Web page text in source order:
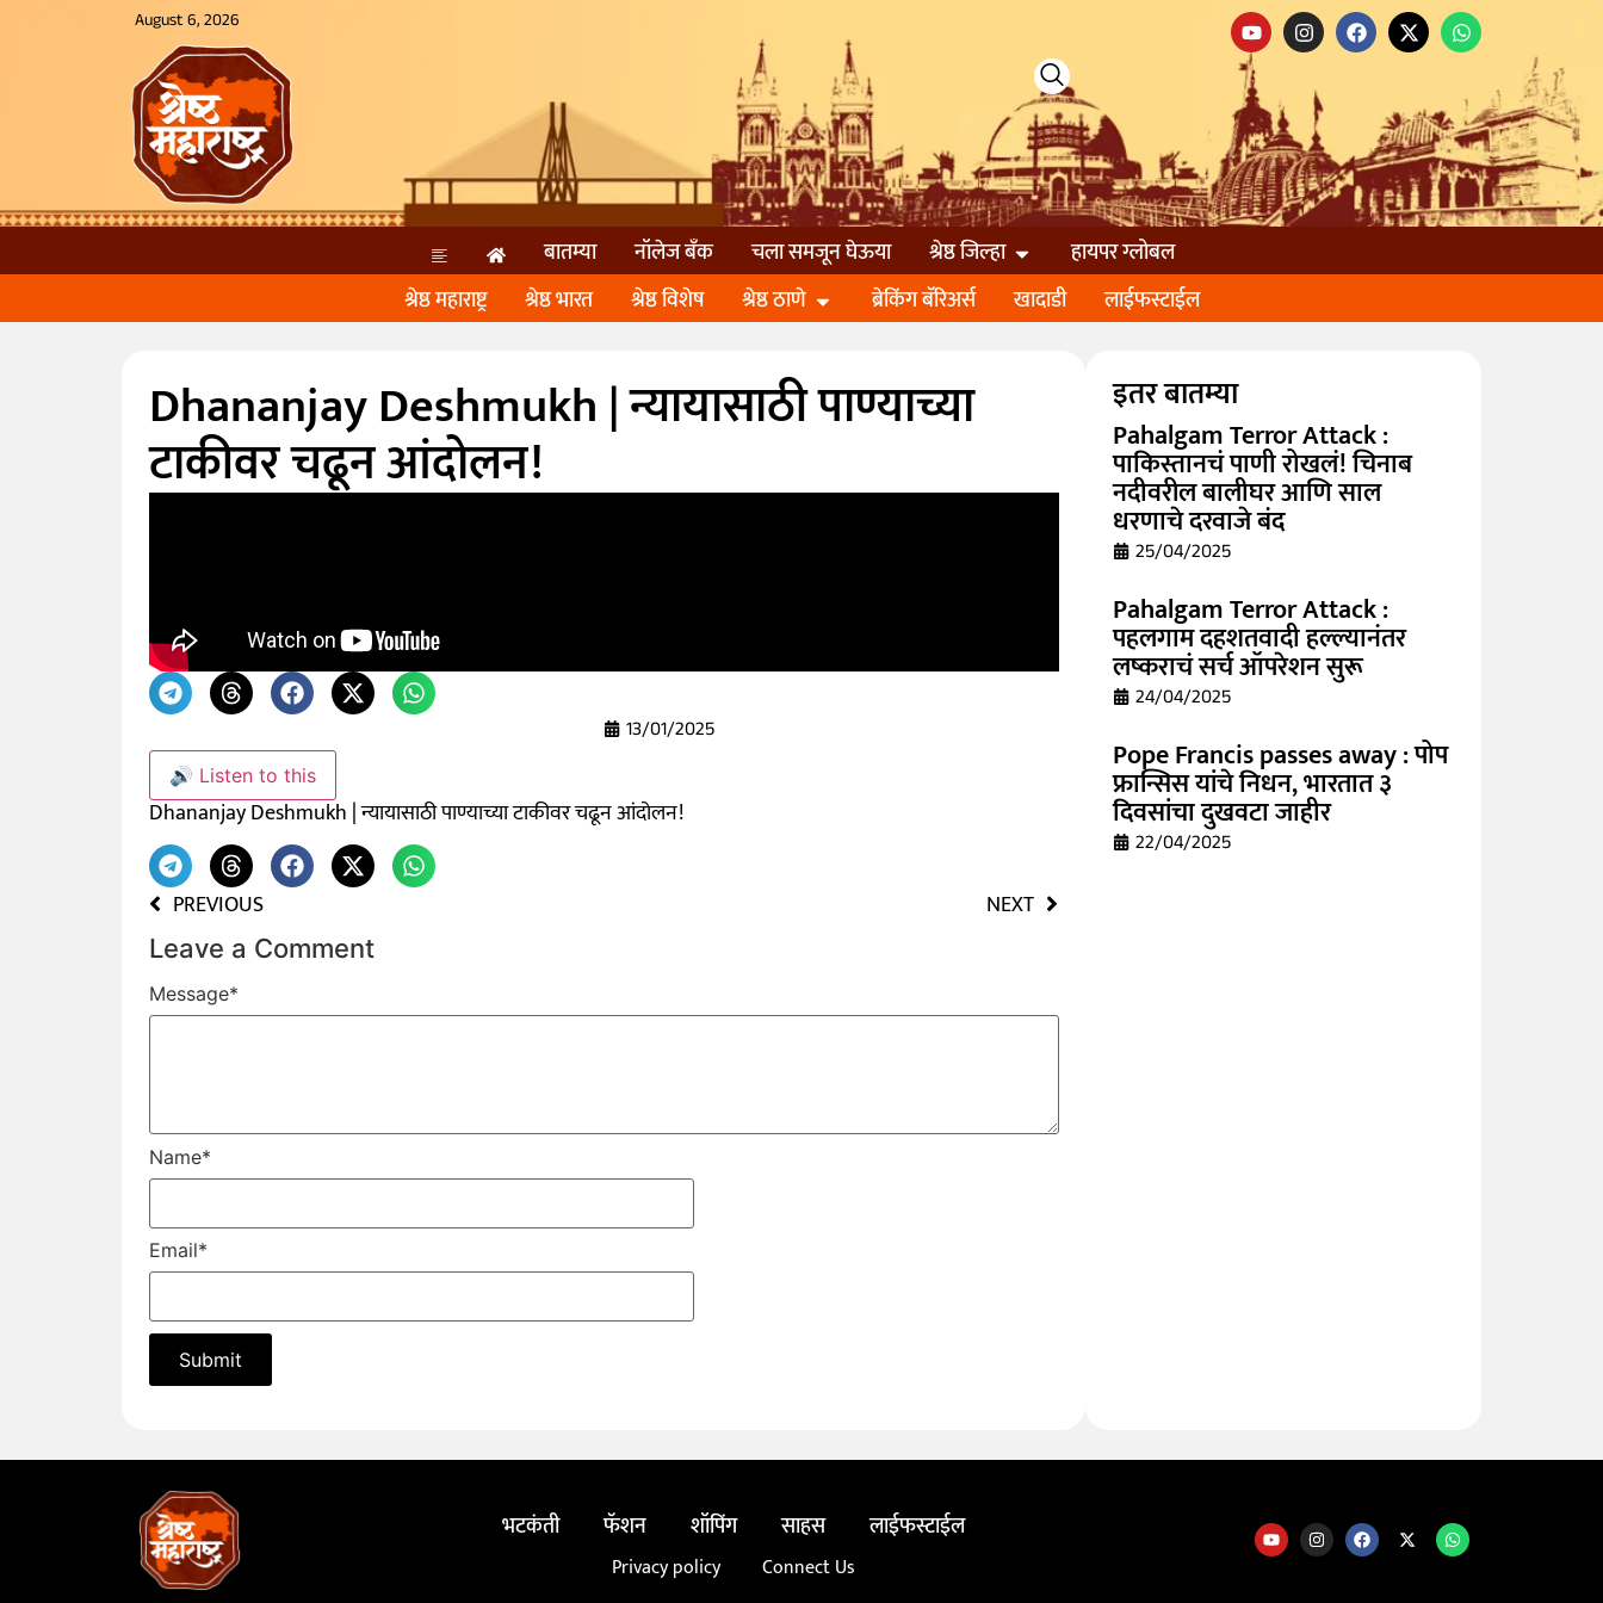
August 6, 2026
बातम्या नॉलेज बॅंक चला समजून घेऊया श्रेष्ठ जिल्हा
हायपर ग्लोबल
श्रेष्ठ महाराष्ट्र
श्रेष्ठ भारत श्रेष्ठ विशेष श्रेष्ठ ठाणे ब्रेकिंग बॅरिअर्स खादाडी लाईफस्टाईल
Dhananjay Deshmukh | न्यायासाठी पाण्याच्या
टाकीवर चढून आंदोलन!
13/01/2025
🔊 Listen to this
Dhananjay Deshmukh | न्यायासाठी पाण्याच्या टाकीवर चढून आंदोलन!
PREVIOUS NEXT
Leave a Comment
Message*
Name*
Email*
इतर बातम्या
Pahalgam Terror Attack :
पाकिस्तानचं पाणी रोखलं! चिनाब
नदीवरील बालीघर आणि साल
धरणाचे दरवाजे बंद
25/04/2025
Pahalgam Terror Attack :
पहलगाम दहशतवादी हल्ल्यानंतर
लष्कराचं सर्च ऑपरेशन सुरू
24/04/2025
Pope Francis passes away : पोप
फ्रान्सिस यांचे निधन, भारतात ३
दिवसांचा दुखवटा जाहीर
22/04/2025
भटकंती फॅशन शॉपिंग साहस लाईफस्टाईल
Privacy policy Connect Us